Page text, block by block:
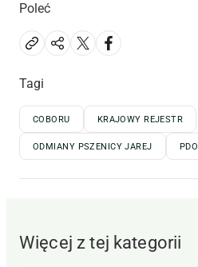
Poleć
Tagi
COBORU KRAJOWY REJESTR
ODMIANY PSZENICY JAREJ PDO
Więcej z tej kategorii